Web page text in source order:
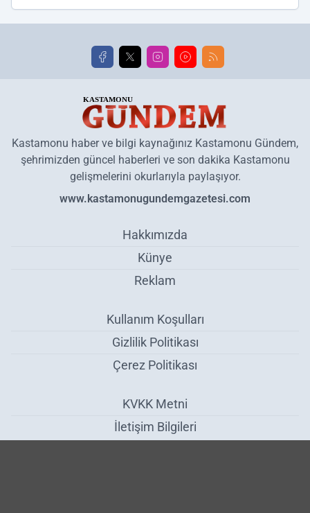
Kastamonu haber ve bilgi kaynağınız Kastamonu Gündem,
şehrimizden güncel haberleri ve son dakika Kastamonu
gelişmelerini okurlarıyla paylaşıyor.
www.kastamonugundemgazetesi.com
Hakkımızda
Künye
Reklam
Kullanım Koşulları
Gizlilik Politikası
Çerez Politikası
KVKK Metni
İletişim Bilgileri